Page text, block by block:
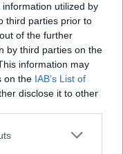
utilized by
third parties prior to
of the further
by third parties on the
information may
on the IAB’s List of
disclose it to other